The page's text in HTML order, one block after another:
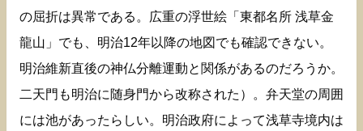
の屈折は異常である。広重の浮世絵「東都名所 浅草金
龍山」でも、明治12年以降の地図でも確認できない。
明治維新直後の神仏分離運動と関係があるのだろうか。
二天門も明治に随身門から改称された）。弁天堂の周囲
には池があったらしい。明治政府によって浅草寺境内は